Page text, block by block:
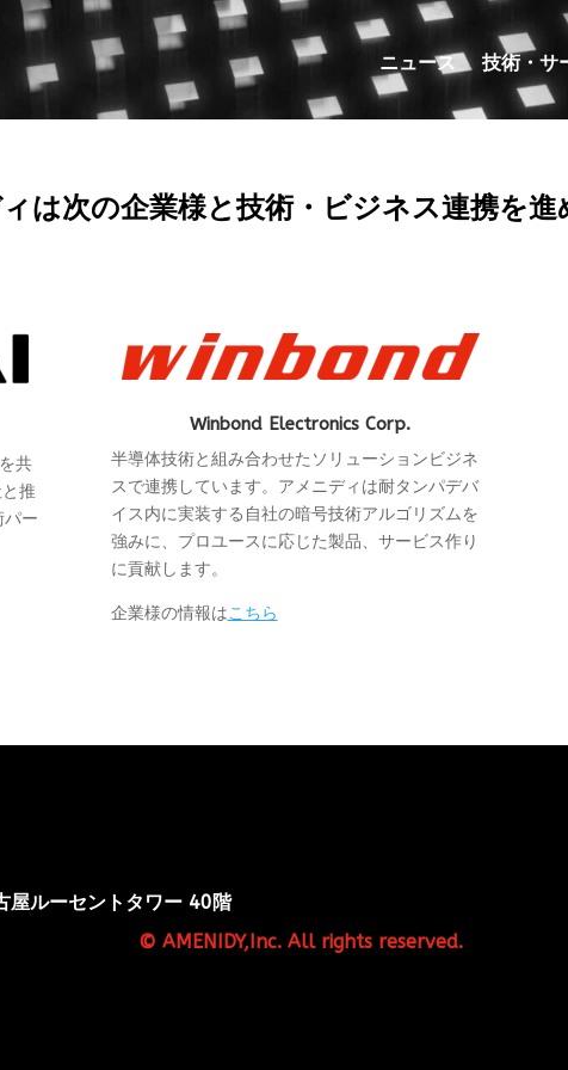
ニュース 技術・サ
は次の企業様と技術・ビジネス連携を進
共
推
パー
Winbond Electronics Corp.
半導体技術と組み合わせたソリューションビジネ
スで連携しています。アメニディは耐タンパデバ
イス内に実装する自社の暗号技術アルゴリズムを
強みに、プロユースに応じた製品、サービス作り
に貢献します。
企業様の情報はこちら
屋ルーセントタワー 40階
© AMENIDY,Inc. All rights reserved.